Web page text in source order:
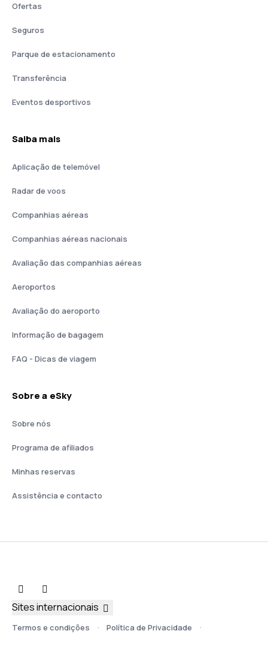
Ofertas
Seguros
Parque de estacionamento
Transferência
Eventos desportivos
Saiba mais
Aplicação de telemóvel
Radar de voos
Companhias aéreas
Companhias aéreas nacionais
Avaliação das companhias aéreas
Aeroportos
Avaliação do aeroporto
Informação de bagagem
FAQ - Dicas de viagem
Sobre a eSky
Sobre nós
Programa de afiliados
Minhas reservas
Assistência e contacto
Termos e condições Política de Privacidade
Sites internacionais